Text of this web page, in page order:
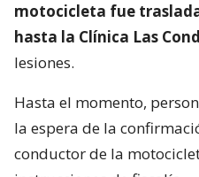
motocicleta fue
hasta la Clínica Las
lesiones.
Hasta el momento,
la espera de la
conductor de la